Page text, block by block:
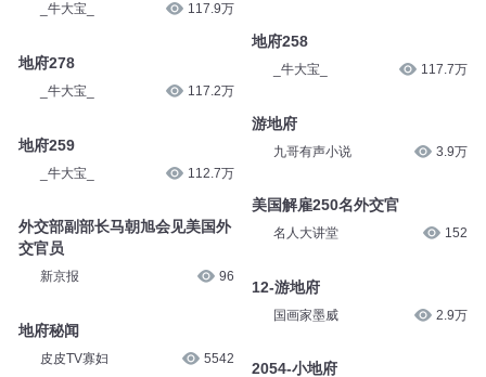
_牛大宝_ 117.9万
地府278
_牛大宝_ 117.2万
地府259
_牛大宝_ 112.7万
外交部副部长马朝旭会见美国外
交官员
新京报 96
地府秘闻
皮皮TV寡妇 5542
地府258
_牛大宝_ 117.7万
游地府
九哥有声小说 3.9万
美国解雇250名外交官
名人大讲堂 152
12-游地府
国画家墨威 2.9万
2054-小地府